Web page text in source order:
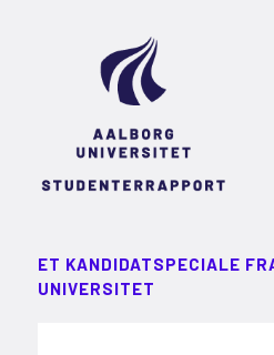
ET KANDIDATSPECIALE
UNIVERSITET